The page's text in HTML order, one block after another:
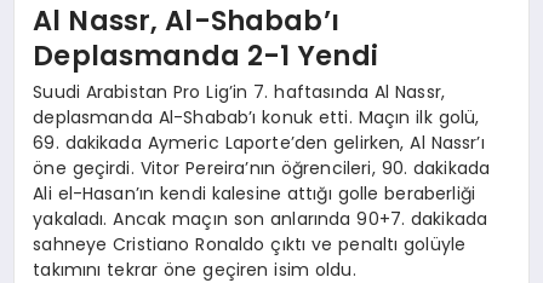
Al Nassr, Al-Shabab’ı
Deplasmanda 2-1 Yendi
Suudi Arabistan Pro Lig’in 7. haftasında Al Nassr,
deplasmanda Al-Shabab’ı konuk etti. Maçın ilk golü,
69. dakikada Aymeric Laporte’den gelirken, Al Nassr’ı
öne geçirdi. Vitor Pereira’nın öğrencileri, 90. dakikada
Ali el-Hasan’ın kendi kalesine attığı golle beraberliği
yakaladı. Ancak maçın son anlarında 90+7. dakikada
sahneye Cristiano Ronaldo çıktı ve penaltı golüyle
takımını tekrar öne geçiren isim oldu.